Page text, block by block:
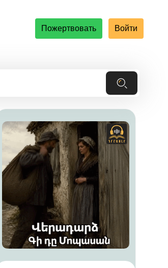
Пожертвовать Войти